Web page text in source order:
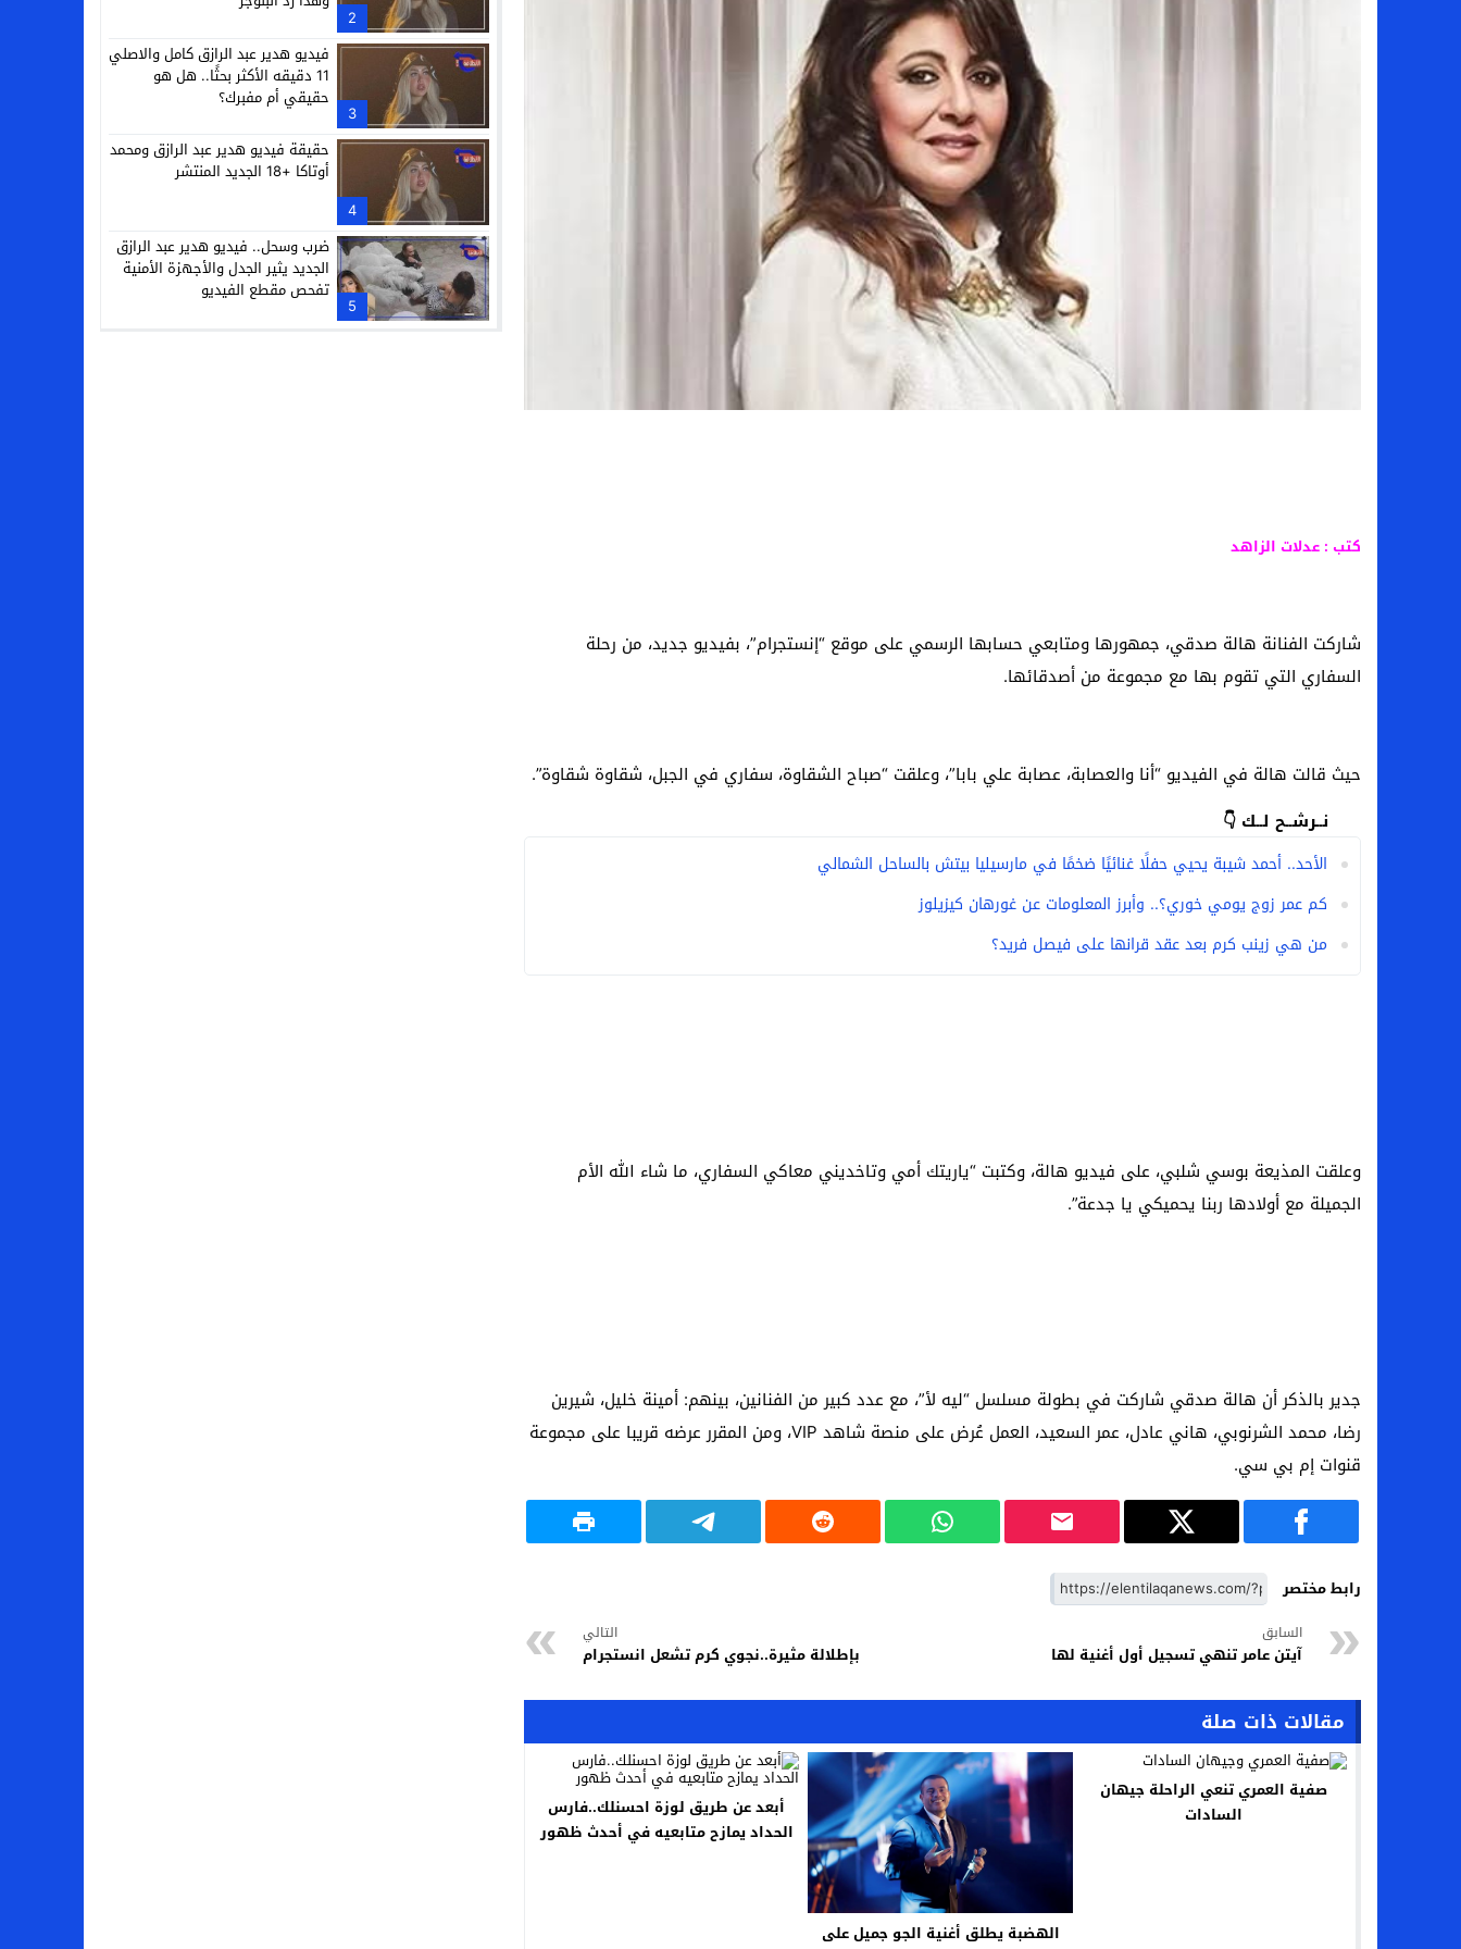
لماذا تنجح بعض الحملات التسويقية بينما تفشل أخرى في السوق السعودي؟
بعد فسخ عقده.. حصاد وأرقام سيف الدين الجزيري مع الزمالك
السيرة الذاتية للدكتورة آيات حسن شمس الدين عميد كلية “آداب كفر الشيخ”
سامو كوستا في معسكر النصر السعودي.. هل انتهت أزمة العالمي المالية؟
كتب : عدلات الزاهد
شاركت الفنانة هالة صدقي، جمهورها ومتابعي حسابها الرسمي على موقع “إنستجرام”، بفيديو جديد، من رحلة
السفاري التي تقوم بها مع مجموعة من أصدقائها.
حيث قالت هالة في الفيديو “أنا والعصابة، عصابة علي بابا”، وعلقت “صباح الشقاوة، سفاري في الجبل، شقاوة شقاوة”.
نــرشــح لــك 👇
الأحد.. أحمد شيبة يحيي حفلًا غنائيًا ضخمًا في مارسيليا بيتش بالساحل الشمالي
كم عمر زوج يومي خوري؟.. وأبرز المعلومات عن غورهان كيزيلوز
من هي زينب كرم بعد عقد قرانها على فيصل فريد؟
وعلقت المذيعة بوسي شلبي، على فيديو هالة، وكتبت “ياريتك أمي وتاخديني معاكي السفاري، ما شاء الله الأم
الجميلة مع أولادها ربنا يحميكي يا جدعة”.
جدير بالذكر أن هالة صدقي شاركت في بطولة مسلسل “ليه لأ”، مع عدد كبير من الفنانين، بينهم: أمينة خليل، شيرين
رضا، محمد الشرنوبي، هاني عادل، عمر السعيد، العمل عُرض على منصة شاهد VIP، ومن المقرر عرضه قريبا على مجموعة
قنوات إم بي سي.
رابط مختصر
السابق
آيتن عامر تنهي تسجيل أول أغنية لها
التالي
بإطلالة مثيرة..نجوي كرم تشعل انستجرام
مقالات ذات صلة
صفية العمري تنعي الراحلة جيهان
السادات
الهضبة يطلق أغنية الجو جميل على
أبعد عن طريق لوزة احسنلك..فارس
الحداد يمازح متابعيه في أحدث ظهور
2
3
فيديو هدير عبد الرازق كامل والاصلي
11 دقيقه الأكثر بحثًا.. هل هو
حقيقي أم مفبرك؟
4
حقيقة فيديو هدير عبد الرازق ومحمد
أوتاكا +18 الجديد المنتشر
5
ضرب وسحل.. فيديو هدير عبد الرازق
الجديد يثير الجدل والأجهزة الأمنية
تفحص مقطع الفيديو